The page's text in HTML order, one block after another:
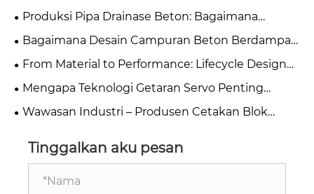
Pelontaran Blok Halus
Produksi Pipa Drainase Beton: Bagaimana
Memilih Antara Metode Ekstrusi dan Suspensi
Bagaimana Desain Campuran Beton Berdampak
Langsung pada Pemilihan Bahan Cetakan
From Material to Performance: Lifecycle Design
Principles for High-Quality Concrete Steel Moulds
Mengapa Teknologi Getaran Servo Penting
dalam Pembuatan Blok Beton?
Wawasan Industri – Produsen Cetakan Blok
Tinggalkan aku pesan